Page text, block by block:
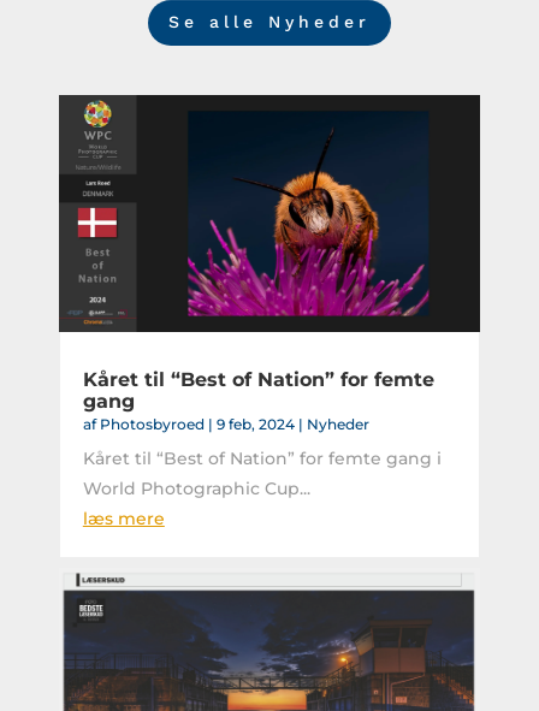
Se alle Nyheder
Kåret til “Best of Nation” for femte
gang
af Photosbyroed| 9 feb, 2024| Nyheder
Kåret til “Best of Nation” for femte gang i
World Photographic Cup...
læs mere